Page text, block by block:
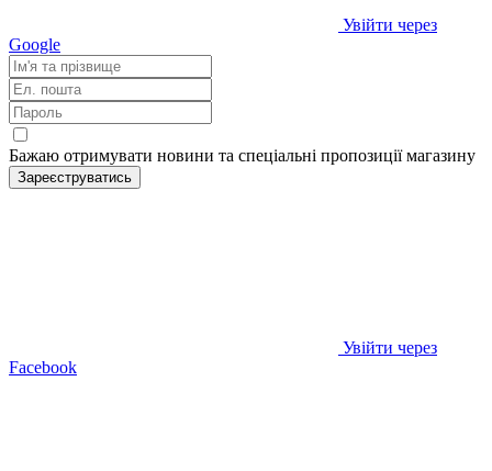
Увійти через
Google
Бажаю отримувати новини та спеціальні пропозиціїмагазину
Зареєструватись
Увійти через
Facebook